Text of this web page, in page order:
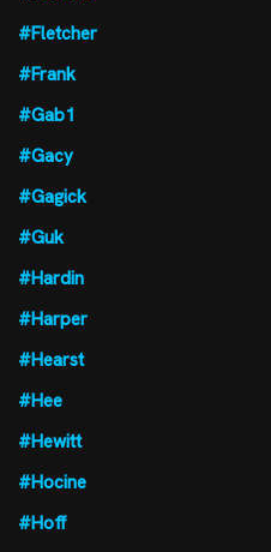
#Fletcher
#Frank
#Gab1
#Gacy
#Gagick
#Guk
#Hardin
#Harper
#Hearst
#Hee
#Hewitt
#Hocine
#Hoff